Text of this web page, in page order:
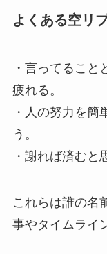
よくある空リ
・言ってること
疲れる。
・人の努力を簡
う。
・謝れば済むと
これらは誰の名
事やタイムライ